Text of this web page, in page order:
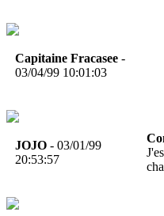
Capitaine Fracasee -
03/04/99 10:01:03
JOJO - 03/01/99
20:53:57